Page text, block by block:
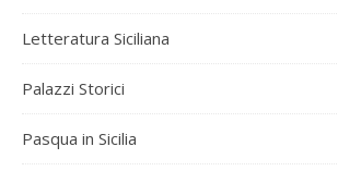
Letteratura Siciliana
Palazzi Storici
Pasqua in Sicilia